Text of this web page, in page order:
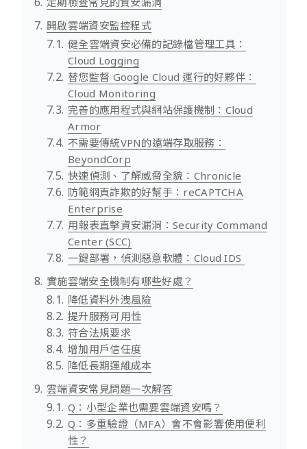
開啟雲端資安監控程式
健全雲端資安必備的記錄檔管理工具：
Cloud Logging
替您監督 Google Cloud 運行的好夥伴：
Cloud Monitoring
完善的應用程式與網站保護機制：Cloud
Armor
不需要傳統VPN的遠端存取服務：
BeyondCorp
快速偵測、了解威脅全貌：Chronicle
防範網頁詐欺的好幫手：reCAPTCHA
Enterprise
用報表直擊資安漏洞：Security Command
Center (SCC)
一鍵部署，偵測惡意軟體：Cloud IDS
實施雲端安全機制有哪些好處？
降低資料外洩風險
提升服務可用性
符合法規要求
增加用戶信任度
降低長期運維成本
雲端資安常見問題一次解答
Q：小型企業也需要雲端資安嗎？
Q：多重驗證（MFA）會不會影響使用便利
性？